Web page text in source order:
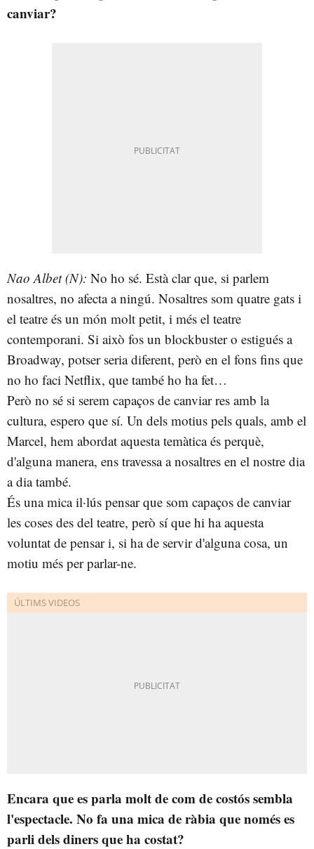
canviar?
Nao Albet (N): No ho sé. Està clar que, si parlem
nosaltres, no afecta a ningú. Nosaltres som quatre gats i
el teatre és un món molt petit, i més el teatre
contemporani. Si això fos un blockbuster o estigués a
Broadway, potser seria diferent, però en el fons fins que
no ho faci Netflix, que també ho ha fet…
Però no sé si serem capaços de canviar res amb la
cultura, espero que sí. Un dels motius pels quals, amb el
Marcel, hem abordat aquesta temàtica és perquè,
d'alguna manera, ens travessa a nosaltres en el nostre dia
a dia també.
És una mica il·lús pensar que som capaços de canviar
les coses des del teatre, però sí que hi ha aquesta
voluntat de pensar i, si ha de servir d'alguna cosa, un
motiu més per parlar-ne.
Encara que es parla molt de com de costós sembla
l'espectacle. No fa una mica de ràbia que només es
parli dels diners que ha costat?